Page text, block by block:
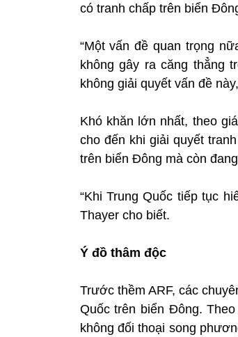
có tranh chấp trên biển
“Một vấn đề quan trọng
không gây ra căng thẳng
không giải quyết vấn đề
Khó khăn lớn nhất, theo
cho đến khi giải quyết
trên biển Đông mà còn
“Khi Trung Quốc tiếp tục
Thayer cho biết.
Ý đồ thâm độc
Trước thềm ARF, các
Quốc trên biển Đông.
không đối thoại song